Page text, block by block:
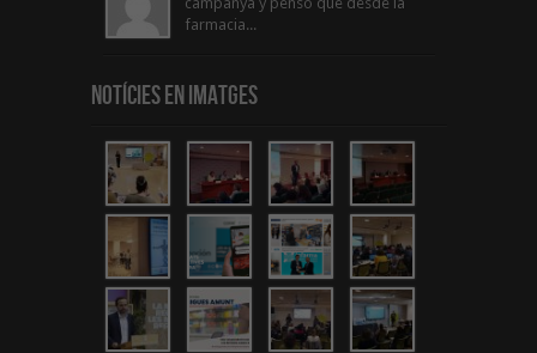
farmacia...
Notícies en Imatges